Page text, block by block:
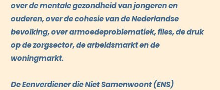
over de mentale gezondheid van jongeren en
ouderen, over de cohesie van de Nederlandse
bevolking, over armoedeproblematiek, files, de druk
op de zorgsector, de arbeidsmarkt en de
woningmarkt.
De Eenverdiener die Niet Samenwoont (ENS)